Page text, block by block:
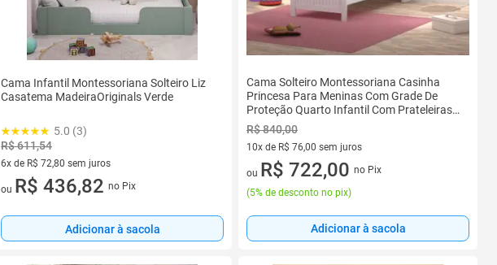
Cama Infantil Montessoriana Solteiro Liz
Casatema MadeiraOriginals Verde
5.0 (3)
R$ 611,54
6x de R$ 72,80 sem juros
6 vez de R$ 72,80 sem juros
ou R$ 436,82 no Pix
Adicionar à sacola
Cama Solteiro Montessoriana Casinha
Princesa Para Meninas Com Grade De
Proteção Quarto Infantil Com Prateleiras
Cor Branco/rosa
R$ 840,00
10x de R$ 76,00 sem juros
10 vez de R$ 76,00 sem juros
ou R$ 722,00 no Pix
(5% de desconto no pix)
Adicionar à sacola